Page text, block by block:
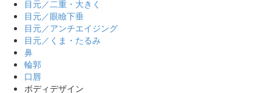
目元／二重・大きく
目元／眼瞼下垂
目元／アンチエイジング
目元／くま・たるみ
鼻
輪郭
口唇
ボディデザイン